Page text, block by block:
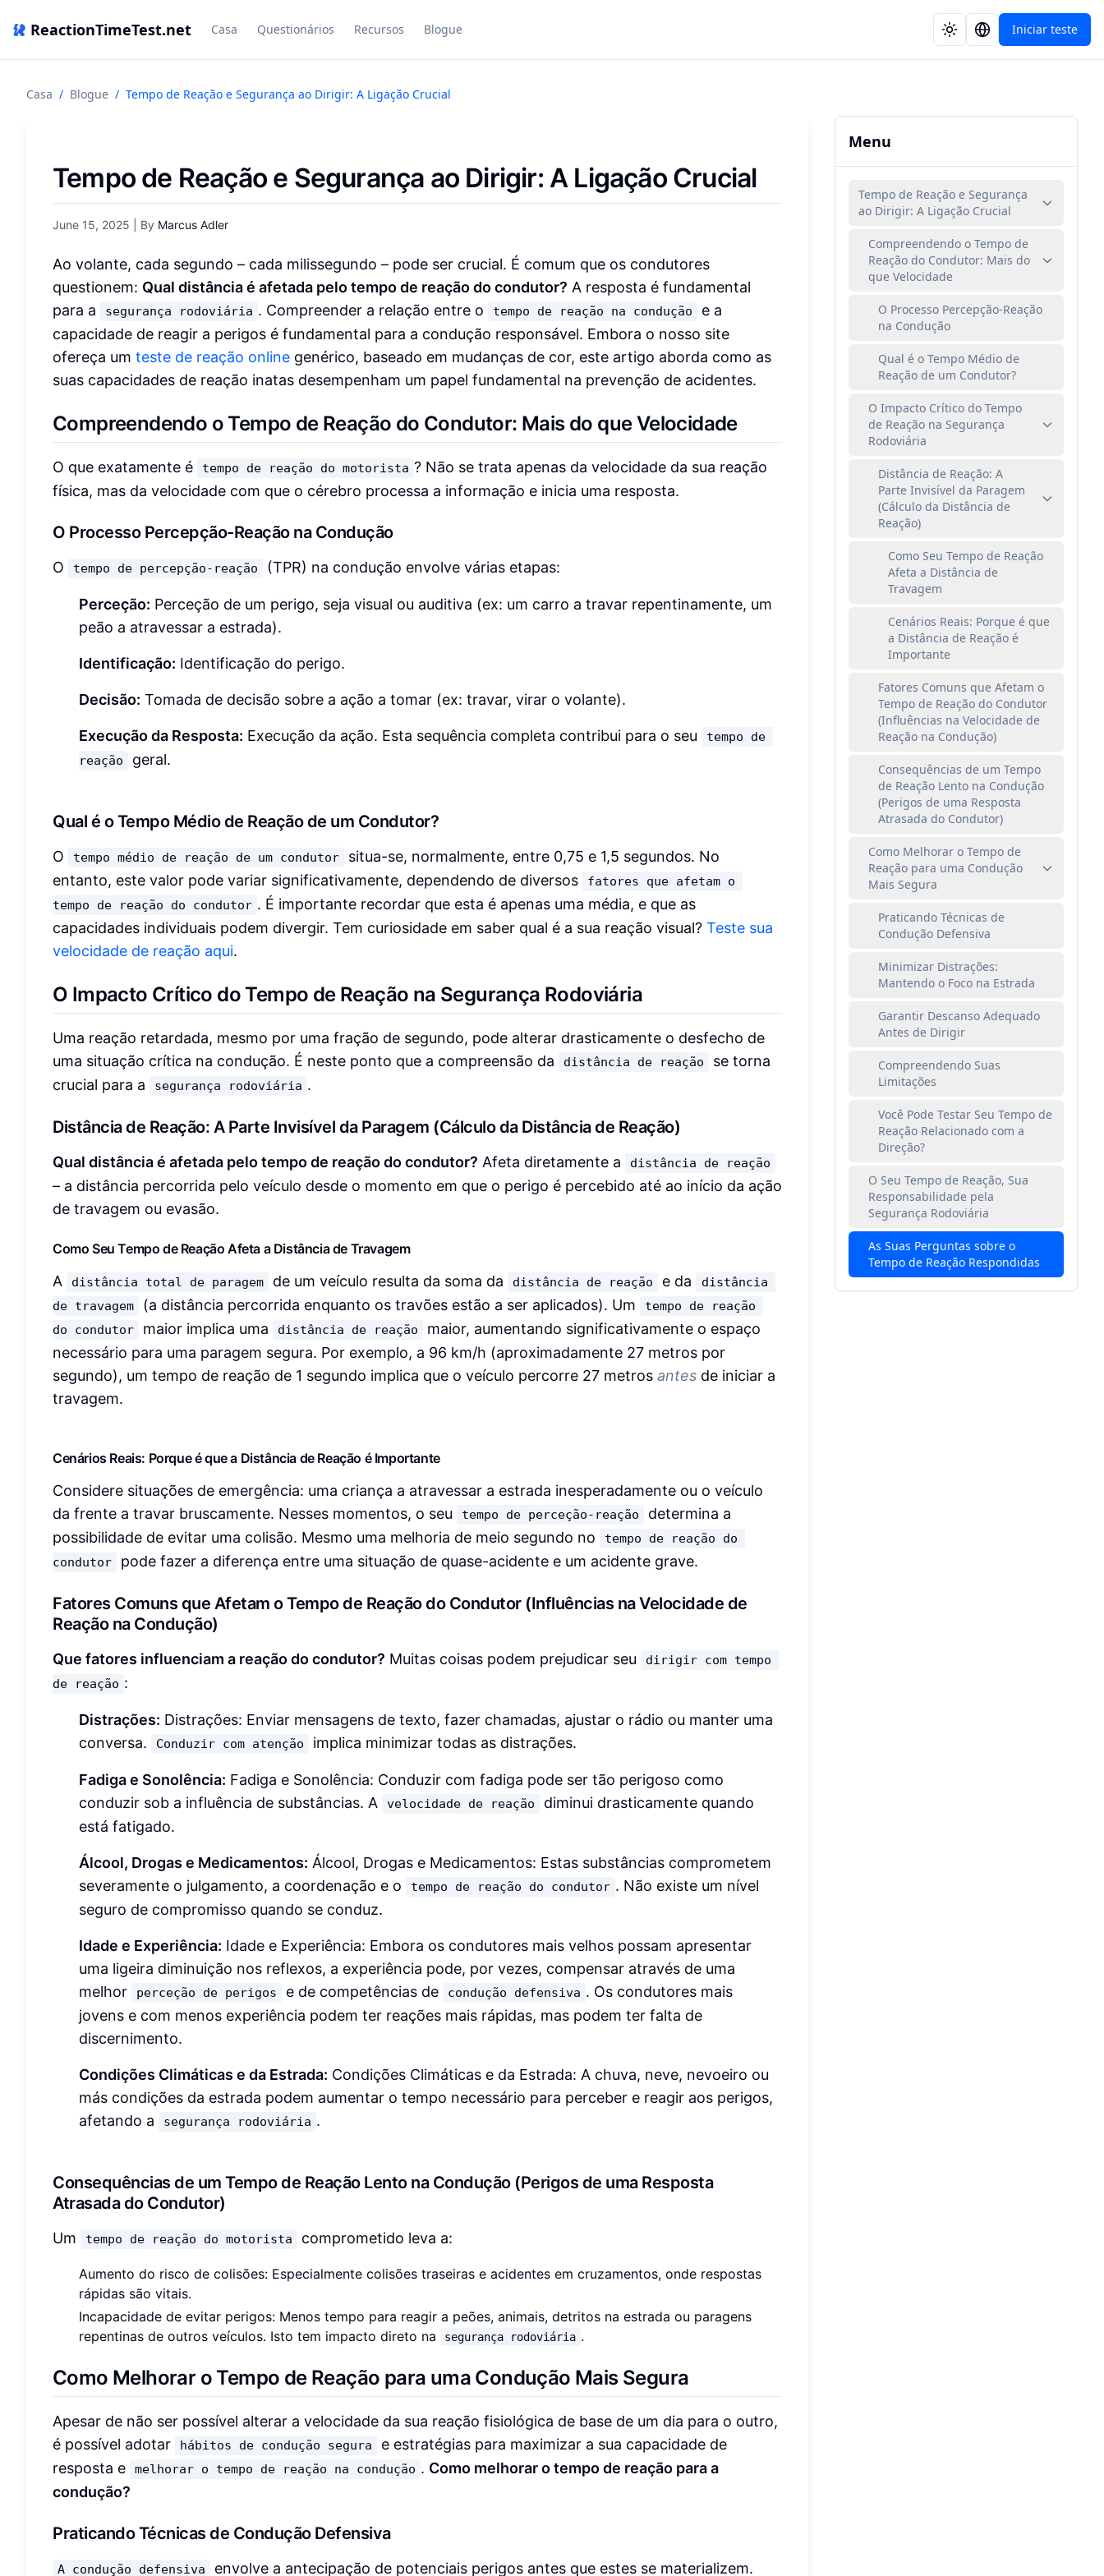
ReactionTimeTest.net Casa Questionários Recursos Blogue Iniciar teste
Casa / Blogue / Tempo de Reação e Segurança ao Dirigir: A Ligação Crucial
Tempo de Reação e Segurança ao Dirigir: A Ligação Crucial
June 15, 2025 | By Marcus Adler
Ao volante, cada segundo – cada milissegundo – pode ser crucial. É comum que os condutores
questionem: Qual distância é afetada pelo tempo de reação do condutor? A resposta é fundamental
para a
segurança rodoviária . Compreender a relação entre o tempo de reação na condução
e a
capacidade de reagir a perigos é fundamental para a condução responsável. Embora o nosso site
ofereça um teste de reação online genérico, baseado em mudanças de cor, este artigo aborda como as
suas capacidades de reação inatas desempenham um papel fundamental na prevenção de acidentes.
Compreendendo o Tempo de Reação do Condutor: Mais do que Velocidade
O que exatamente é tempo de reação do motorista ? Não se trata apenas da velocidade da sua reação
física, mas da velocidade com que o cérebro processa a informação e inicia uma resposta.
O Processo Percepção-Reação na Condução
O tempo de percepção-reação (TPR) na condução envolve várias etapas:
Perceção: Perceção de um perigo, seja visual ou auditiva (ex: um carro a travar repentinamente, um
peão a atravessar a estrada).
Identificação: Identificação do perigo.
Decisão: Tomada de decisão sobre a ação a tomar (ex: travar, virar o volante).
Execução da Resposta: Execução da ação. Esta sequência completa contribui para o seu
tempo de
reação
geral.
Qual é o Tempo Médio de Reação de um Condutor?
O tempo médio de reação de um condutor
situa-se, normalmente, entre 0,75 e 1,5 segundos. No
entanto, este valor pode variar significativamente, dependendo de diversos
fatores que afetam o
tempo de reação do condutor . É importante recordar que esta é apenas uma média, e que as
capacidades individuais podem divergir. Tem curiosidade em saber qual é a sua reação visual? Teste sua
velocidade de reação aqui.
O Impacto Crítico do Tempo de Reação na Segurança Rodoviária
Uma reação retardada, mesmo por uma fração de segundo, pode alterar drasticamente o desfecho de
uma situação crítica na condução. É neste ponto que a compreensão da
distância de reação
se torna
crucial para a
segurança rodoviária .
Distância de Reação: A Parte Invisível da Paragem (Cálculo da Distância de Reação)
Qual distância é afetada pelo tempo de reação do condutor? Afeta diretamente a distância de reação
– a distância percorrida pelo veículo desde o momento em que o perigo é percebido até ao início da ação
de travagem ou evasão.
Como Seu Tempo de Reação Afeta a Distância de Travagem
A distância total de paragem de um veículo resulta da soma da distância de reação e da
distância
de travagem
(a distância percorrida enquanto os travões estão a ser aplicados). Um
tempo de reação
do condutor
maior implica uma distância de reação
maior, aumentando significativamente o espaço
necessário para uma paragem segura. Por exemplo, a 96 km/h (aproximadamente 27 metros por
segundo), um tempo de reação de 1 segundo implica que o veículo percorre 27 metros antes de iniciar a
travagem.
Cenários Reais: Porque é que a Distância de Reação é Importante
Considere situações de emergência: uma criança a atravessar a estrada inesperadamente ou o veículo
da frente a travar bruscamente. Nesses momentos, o seu
tempo de perceção-reação
determina a
possibilidade de evitar uma colisão. Mesmo uma melhoria de meio segundo no
tempo de reação do
condutor
pode fazer a diferença entre uma situação de quase-acidente e um acidente grave.
Fatores Comuns que Afetam o Tempo de Reação do Condutor (Influências na Velocidade de
Reação na Condução)
Que fatores influenciam a reação do condutor? Muitas coisas podem prejudicar seu
dirigir com tempo
de reação :
Distrações: Distrações: Enviar mensagens de texto, fazer chamadas, ajustar o rádio ou manter uma
conversa.
Conduzir com atenção implica minimizar todas as distrações.
Fadiga e Sonolência: Fadiga e Sonolência: Conduzir com fadiga pode ser tão perigoso como
conduzir sob a influência de substâncias. A
velocidade de reação
diminui drasticamente quando
está fatigado.
Álcool, Drogas e Medicamentos: Álcool, Drogas e Medicamentos: Estas substâncias comprometem
severamente o julgamento, a coordenação e o
tempo de reação do condutor . Não existe um nível
seguro de compromisso quando se conduz.
Idade e Experiência: Idade e Experiência: Embora os condutores mais velhos possam apresentar
uma ligeira diminuição nos reflexos, a experiência pode, por vezes, compensar através de uma
melhor
perceção de perigos e de competências de condução defensiva . Os condutores mais
jovens e com menos experiência podem ter reações mais rápidas, mas podem ter falta de
discernimento.
Condições Climáticas e da Estrada: Condições Climáticas e da Estrada: A chuva, neve, nevoeiro ou
más condições da estrada podem aumentar o tempo necessário para perceber e reagir aos perigos,
afetando a
segurança rodoviária .
Consequências de um Tempo de Reação Lento na Condução (Perigos de uma Resposta
Atrasada do Condutor)
Um tempo de reação do motorista comprometido leva a:
Aumento do risco de colisões: Especialmente colisões traseiras e acidentes em cruzamentos, onde respostas
rápidas são vitais.
Incapacidade de evitar perigos: Menos tempo para reagir a peões, animais, detritos na estrada ou paragens
repentinas de outros veículos. Isto tem impacto direto na
segurança rodoviária .
Como Melhorar o Tempo de Reação para uma Condução Mais Segura
Apesar de não ser possível alterar a velocidade da sua reação fisiológica de base de um dia para o outro,
é possível adotar
hábitos de condução segura
e estratégias para maximizar a sua capacidade de
resposta e
melhorar o tempo de reação na condução . Como melhorar o tempo de reação para a
condução?
Praticando Técnicas de Condução Defensiva
A condução defensiva
envolve a antecipação de potenciais perigos antes que estes se materializem.
Menu
Tempo de Reação e Segurança
ao Dirigir: A Ligação Crucial
Compreendendo o Tempo de
Reação do Condutor: Mais do
que Velocidade
O Processo Percepção-Reação
na Condução
Qual é o Tempo Médio de
Reação de um Condutor?
O Impacto Crítico do Tempo
de Reação na Segurança
Rodoviária
Distância de Reação: A
Parte Invisível da Paragem
(Cálculo da Distância de
Reação)
Como Seu Tempo de Reação
Afeta a Distância de
Travagem
Cenários Reais: Porque é que
a Distância de Reação é
Importante
Fatores Comuns que Afetam o
Tempo de Reação do Condutor
(Influências na Velocidade de
Reação na Condução)
Consequências de um Tempo
de Reação Lento na Condução
(Perigos de uma Resposta
Atrasada do Condutor)
Como Melhorar o Tempo de
Reação para uma Condução
Mais Segura
Praticando Técnicas de
Condução Defensiva
Minimizar Distrações:
Mantendo o Foco na Estrada
Garantir Descanso Adequado
Antes de Dirigir
Compreendendo Suas
Limitações
Você Pode Testar Seu Tempo de
Reação Relacionado com a
Direção?
O Seu Tempo de Reação, Sua
Responsabilidade pela
Segurança Rodoviária
As Suas Perguntas sobre o
Tempo de Reação Respondidas